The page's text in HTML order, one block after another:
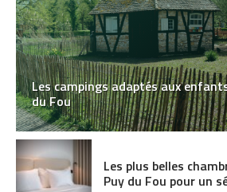
Les campings adaptés aux
du Fou
Les plus belles
Puy du Fou pour un